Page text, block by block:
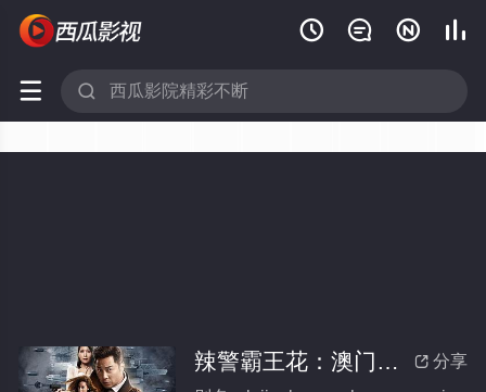
   
 
 分享
辣警霸王花：澳门行动粤语